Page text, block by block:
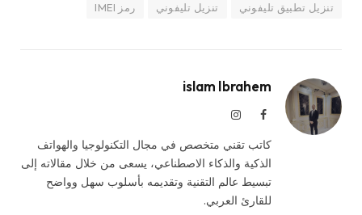
تنزيل تطبيق تليفوني
تنزيل تليفوني رمز IMEI
islam Ibrahem
فيسبوكالانستغرام
كاتب تقني متخصص في مجال التكنولوجيا والهواتف
الذكية والذكاء الاصطناعي، يسعى من خلال مقالاته إلى
تبسيط عالم التقنية وتقديمه بأسلوب سهل وواضح
للقارئ العربي.